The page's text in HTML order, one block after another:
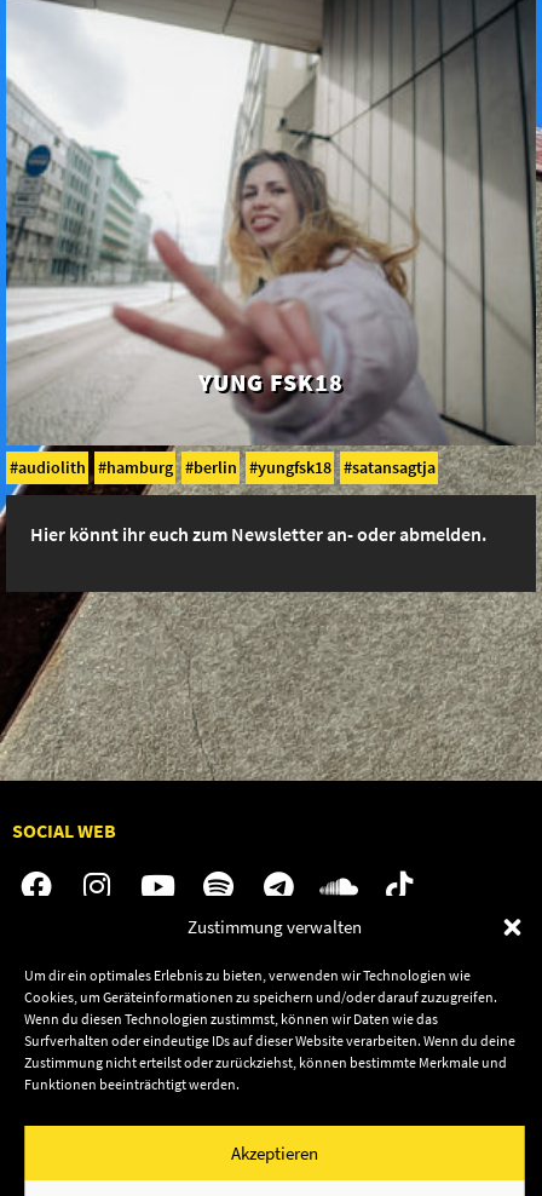
Zustimmung verwalten
Um dir ein optimales Erlebnis zu bieten, verwenden wir Technologien wie
Cookies, um Geräteinformationen zu speichern und/oder darauf zuzugreifen.
Wenn du diesen Technologien zustimmst, können wir Daten wie das
Surfverhalten oder eindeutige IDs auf dieser Website verarbeiten. Wenn du deine
Zustimmung nicht erteilst oder zurückziehst, können bestimmte Merkmale und
Funktionen beeinträchtigt werden.
Akzeptieren
YUNG FSK18
audiolith hamburg berlin yungfsk18 satansagtja
Hier könnt ihr euch zum Newsletter an- oder abmelden.
SOCIAL WEB
Audiolith
News
Artists
Releases
Jobs
Kontakt
Termine
Shop